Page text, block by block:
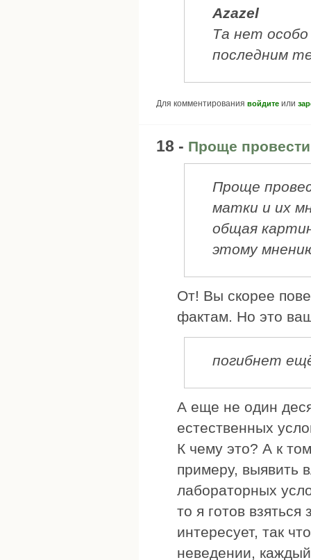
Azazel
Та нет
последним
Для комментирования войдите или
18 - Проще
Проще
матки и их
общая
этому
От! Вы скорее
фактам. Но это
погибнет
А еще не один
естественных
К чему это? А к
примеру, выявить
лабораторных
то я готов
интересует, так
неведении,